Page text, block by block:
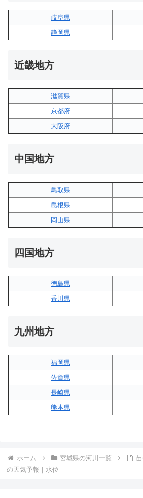
岐阜県
静岡県
近畿地方
滋賀県
京都府
大阪府
中国地方
鳥取県
島根県
岡山県
四国地方
徳島県
香川県
九州地方
福岡県
佐賀県
長崎県
熊本県
ホーム 宮城県の河川一覧
の天気予報｜水位